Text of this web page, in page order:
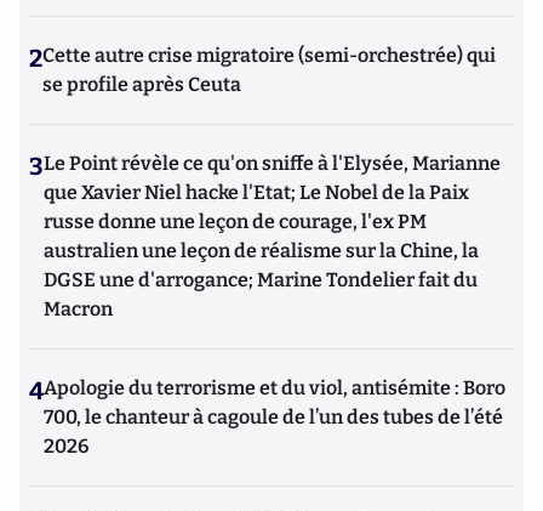
2Cette autre crise migratoire (semi-orchestrée) qui
se profile après Ceuta
3Le Point révèle ce qu'on sniffe à l'Elysée, Marianne
que Xavier Niel hacke l'Etat; Le Nobel de la Paix
russe donne une leçon de courage, l'ex PM
australien une leçon de réalisme sur la Chine, la
DGSE une d'arrogance; Marine Tondelier fait du
Macron
4Apologie du terrorisme et du viol, antisémite : Boro
700, le chanteur à cagoule de l’un des tubes de l’été
2026